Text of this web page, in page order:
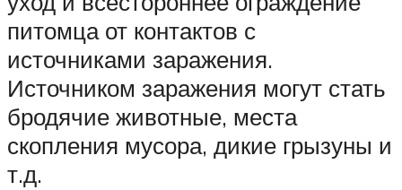
питомца от контактов с
источниками заражения.
Источником заражения могут стать
бродячие животные, места
скопления мусора, дикие грызуны и
т.д.